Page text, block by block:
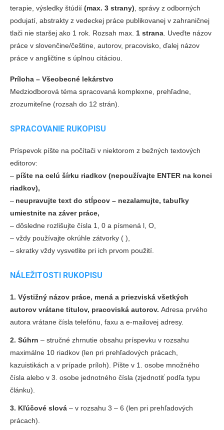
terapie, výsledky štúdií (max. 3 strany) , správy z odborných
podujatí, abstrakty z vedeckej práce publikovanej v zahraničnej
tlači nie staršej ako 1 rok. Rozsah max. 1 strana . Uveďte názov
práce v slovenčine/češtine, autorov, pracovisko, ďalej názov
práce v angličtine s úplnou citáciou.
Príloha – Všeobecné lekárstvo
Medziodborová téma spracovaná komplexne, prehľadne,
zrozumiteľne (rozsah do 12 strán).
SPRACOVANIE RUKOPISU
Príspevok píšte na počítači v niektorom z bežných textových
editorov:
‒ píšte na celú šírku riadkov (nepoužívajte ENTER na konci
riadkov),
‒ neupravujte text do stĺpcov – nezalamujte, tabuľky
umiestnite na záver práce,
‒ dôsledne rozlišujte čísla 1, 0 a písmená l, O,
‒ vždy používajte okrúhle zátvorky ( ),
‒ skratky vždy vysvetlite pri ich prvom použití.
NÁLEŽITOSTI RUKOPISU
1. Výstižný názov práce, mená a priezviská všetkých
autorov vrátane titulov, pracoviská autorov. Adresa prvého
autora vrátane čísla telefónu, faxu a e-mailovej adresy.
2. Súhrn – stručné zhrnutie obsahu príspevku v rozsahu
maximálne 10 riadkov (len pri prehľadových prácach,
kazuistikách a v prípade príloh). Píšte v 1. osobe množného
čísla alebo v 3. osobe jednotného čísla (zjednotiť podľa typu
článku).
3. Kľúčové slová – v rozsahu 3 – 6 (len pri prehľadových
prácach).